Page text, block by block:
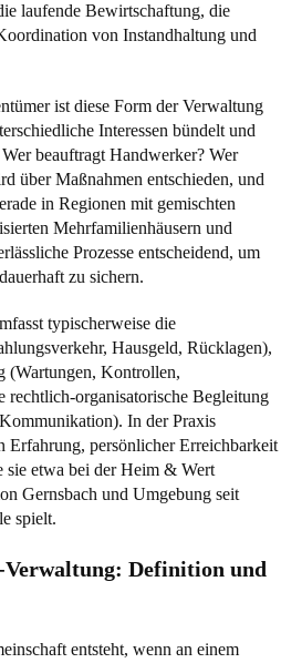
laufende Bewirtschaftung, die
von Instandhaltung und
ist diese Form der Verwaltung
Interessen bündelt und
beauftragt Handwerker? Wer
über Maßnahmen entschieden, und
in Regionen mit gemischten
Mehrfamilienhäusern und
Prozesse entscheidend, um
zu sichern.
typischerweise die
Hausgeld, Rücklagen),
(Wartungen, Kontrollen,
rechtlich-organisatorische Begleitung
In der Praxis
Erfahrung, persönlicher Erreichbarkeit
etwa bei der Heim & Wert
Gernsbach und Umgebung seit
spielt.
Definition und
entsteht, wenn an einem